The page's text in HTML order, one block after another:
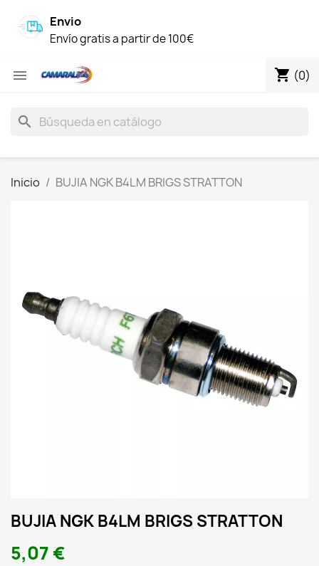
Envio
Envío gratis a partir de 100€
 shopping_cart (0)
search
Inicio BUJIA NGK B4LM BRIGS STRATTON
BUJIA NGK B4LM BRIGS STRATTON
5,07 €